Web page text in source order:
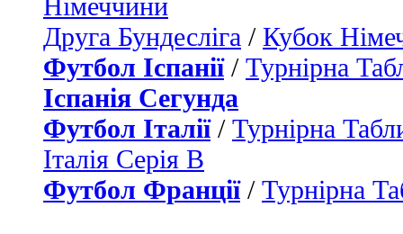
Друга Бундесліга / Кубок
Футбол Іспанії/ Турнірна
Іспанія Сегунда
Футбол Італії/ Турнірна
Італія Серія B
Футбол Франції/ Турнірна